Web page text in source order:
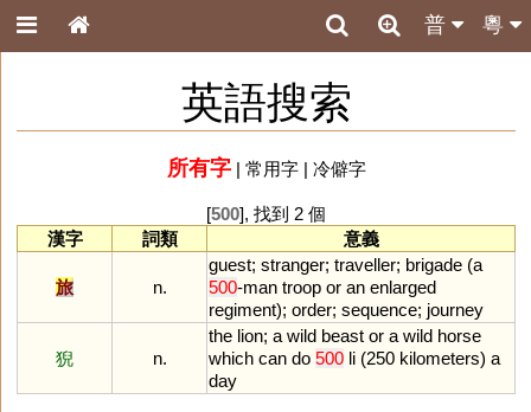
粵
普
英語搜索
所有字| 常用字| 冷僻字
[500], 找到 2 個
漢字
詞類 意義
旅 n.
guest; stranger; traveller; brigade (a
500-man troop or an enlarged
regiment); order; sequence; journey
猊 n.
the lion; a wild beast or a wild horse
which can do 500 li (250 kilometers) a
day